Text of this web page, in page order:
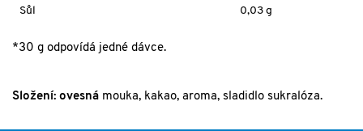
Sůl 0,03 g
*30 g odpovídá jedné dávce.
Složení: ovesná mouka, kakao, aroma, sladidlo sukralóza.